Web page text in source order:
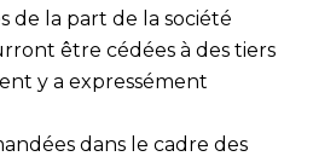
de la part de la société
être cédées à des tiers
y a expressément
dans le cadre des